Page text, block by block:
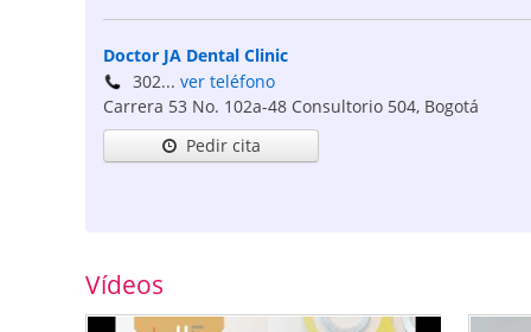
Doctor JA Dental Clinic
302... ver teléfono
Carrera 53 No. 102a-48 Consultorio 504, Bogotá
Pedir cita
Vídeos